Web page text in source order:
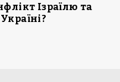
Ізраїлю та